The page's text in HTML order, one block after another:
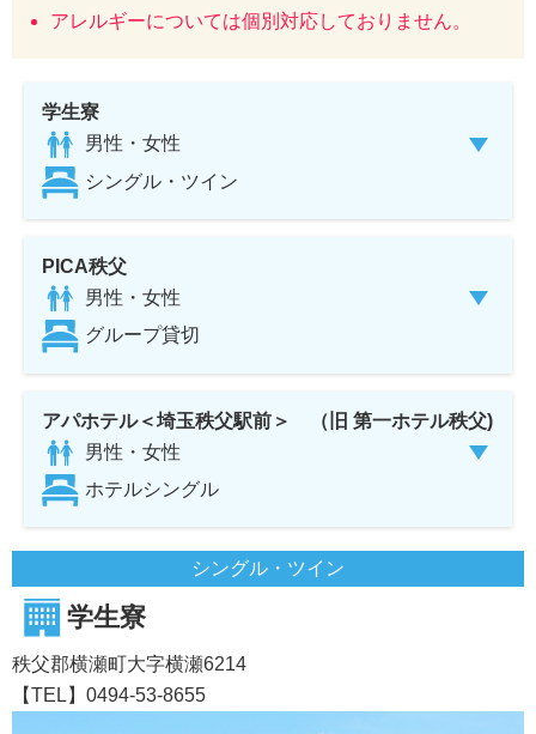
アレルギーについては個別対応しておりません。
学生寮
男性・女性
シングル・ツイン
PICA秩父
男性・女性
グループ貸切
アパホテル＜埼玉秩父駅前＞ （旧 第一ホテル秩父)
男性・女性
ホテルシングル
シングル・ツイン
学生寮
秩父郡横瀬町大字横瀬6214
【TEL】0494-53-8655